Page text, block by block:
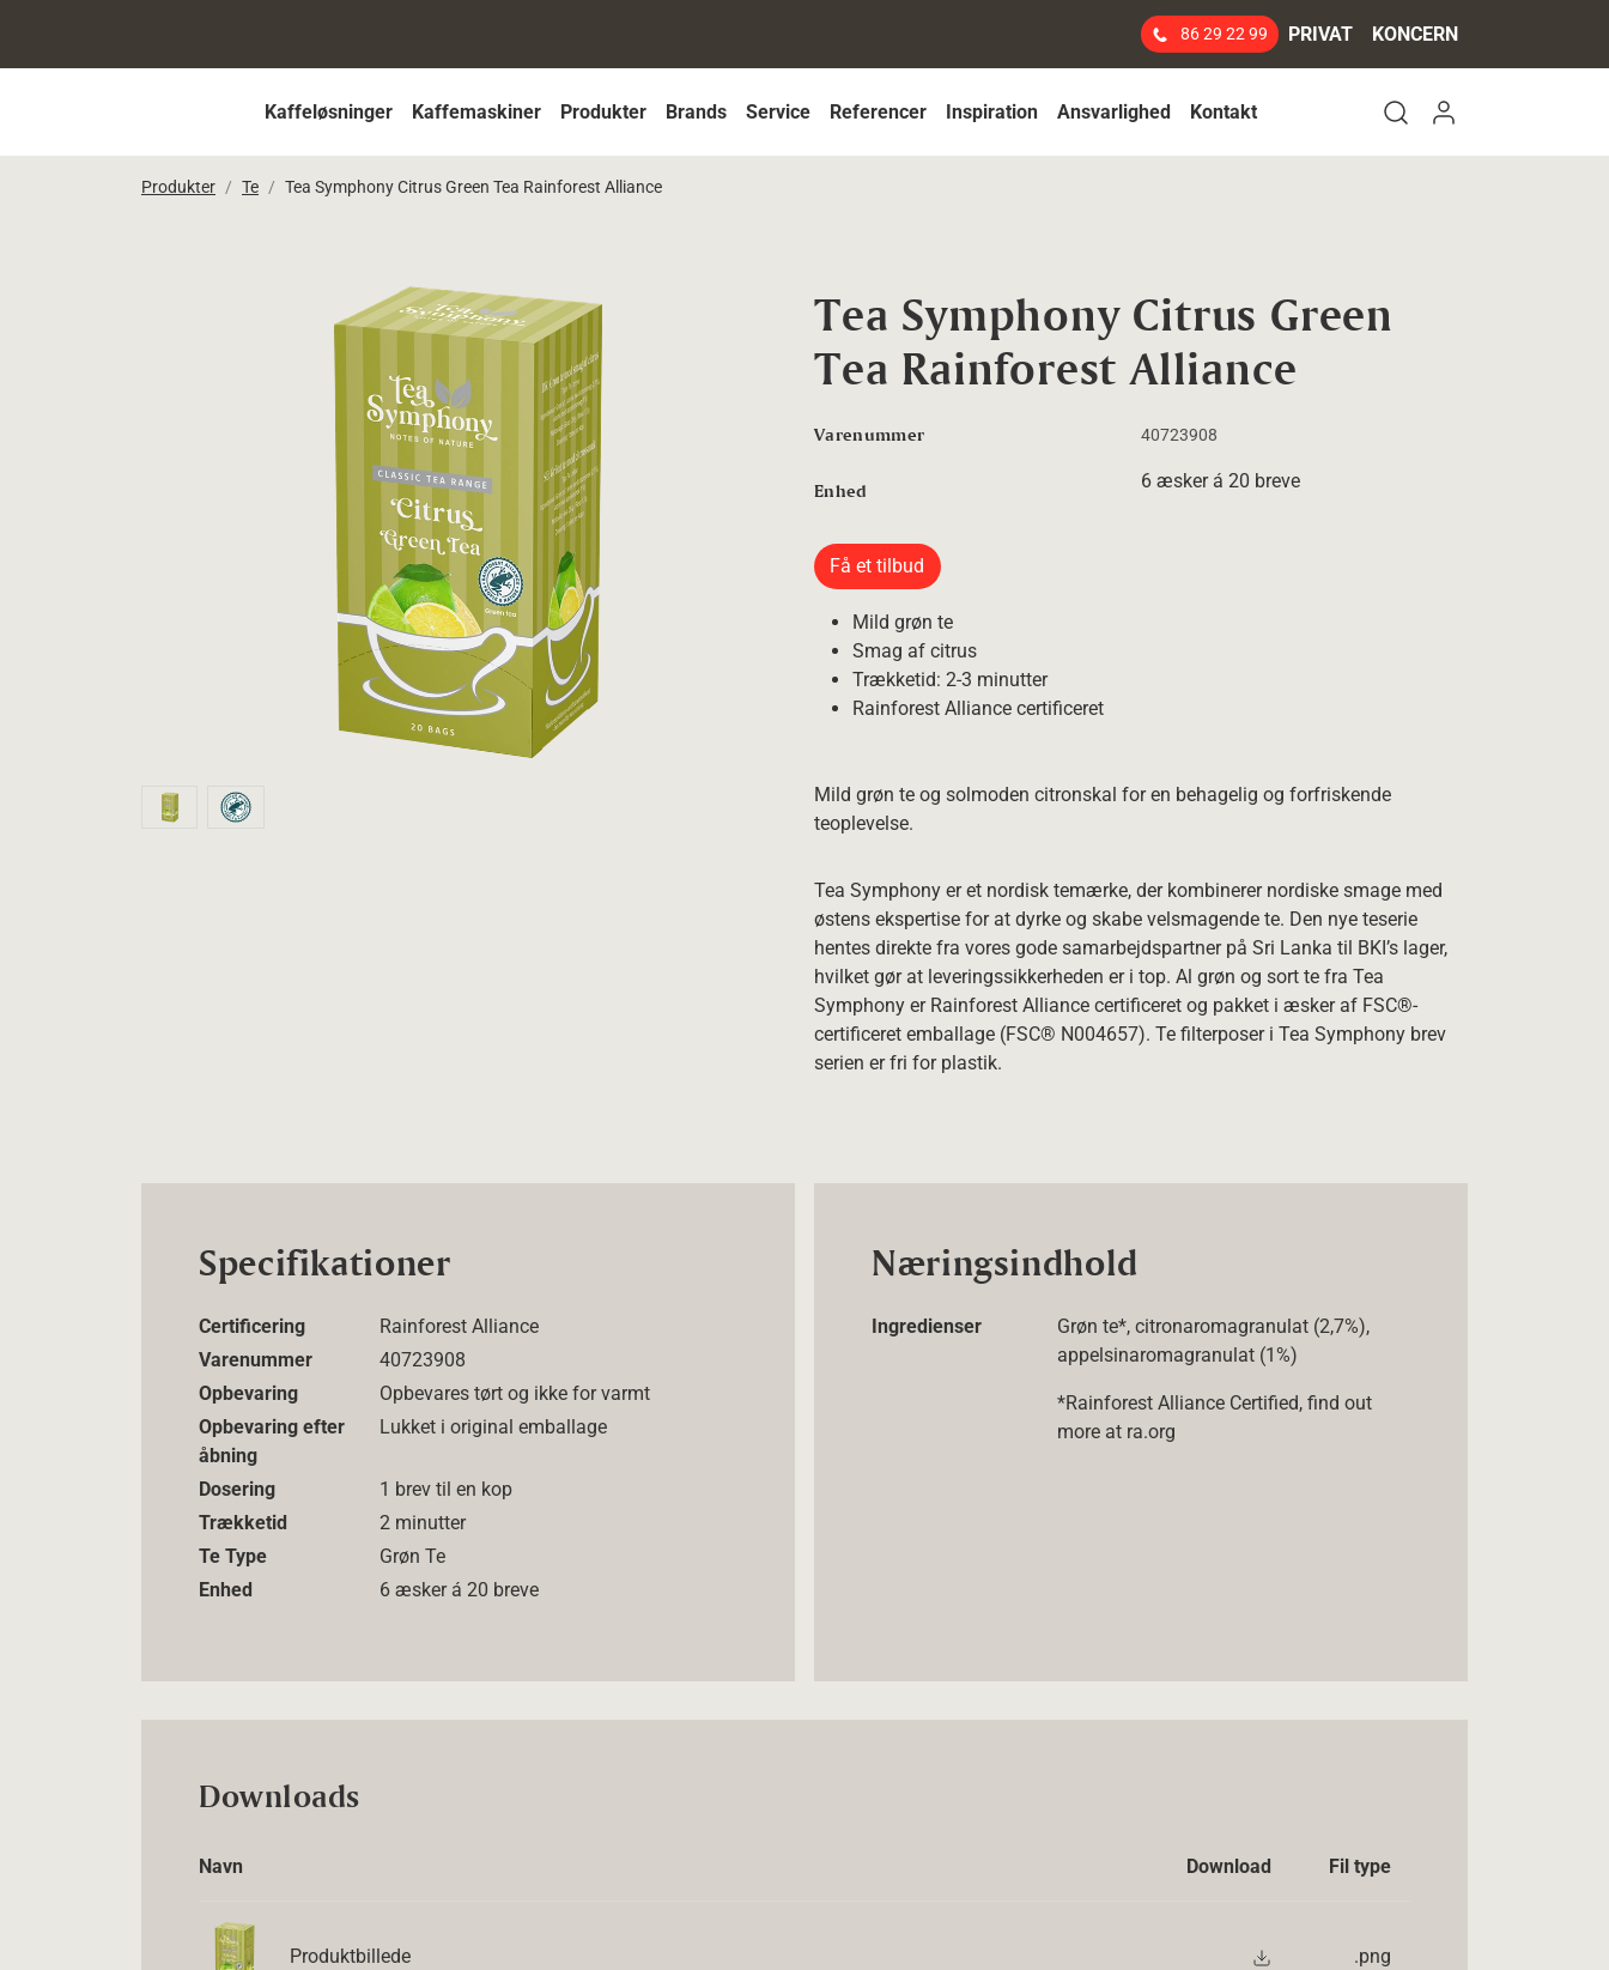
86 29 22 99 PRIVAT KONCERN
Kaffeløsninger Kaffemaskiner Produkter Brands Service Referencer Inspiration Ansvarlighed
Kontakt
Log ind
Produkter Te Tea Symphony Citrus Green Tea Rainforest Alliance
Tea Symphony Citrus Green
Tea Rainforest Alliance
Varenummer 40723908
Enhed 6 æsker á 20 breve
Få et tilbud
Mild grøn te
Smag af citrus
Trækketid: 2-3 minutter
Rainforest Alliance certificeret
Mild grøn te og solmoden citronskal for en behagelig og forfriskende
teoplevelse.
Tea Symphony er et nordisk temærke, der kombinerer nordiske smage med
østens ekspertise for at dyrke og skabe velsmagende te. Den nye teserie
hentes direkte fra vores gode samarbejdspartner på Sri Lanka til BKI’s lager,
hvilket gør at leveringssikkerheden er i top. Al grøn og sort te fra Tea
Symphony er Rainforest Alliance certificeret og pakket i æsker af FSC®-
certificeret emballage (FSC® N004657). Te filterposer i Tea Symphony brev
serien er fri for plastik.
Specifikationer
Certificering
Rainforest Alliance
Varenummer
40723908
Opbevaring
Opbevares tørt og ikke for varmt
Opbevaring efter
åbning
Lukket i original emballage
Dosering
1 brev til en kop
Trækketid
2 minutter
Te Type
Grøn Te
Enhed
6 æsker á 20 breve
Næringsindhold
Ingredienser
Grøn te*, citronaromagranulat (2,7%),
appelsinaromagranulat (1%)
*Rainforest Alliance Certified, find out
more at ra.org
Downloads
Navn Download Fil type
Produktbillede .png